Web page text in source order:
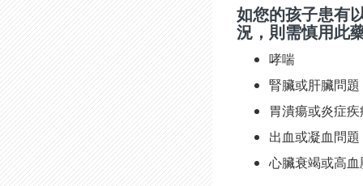
如您的孩子患有
況，則需慎用此
哮喘
腎臟或肝臟問題
胃潰瘍或炎症
出血或凝血問題
心臟衰竭或高血